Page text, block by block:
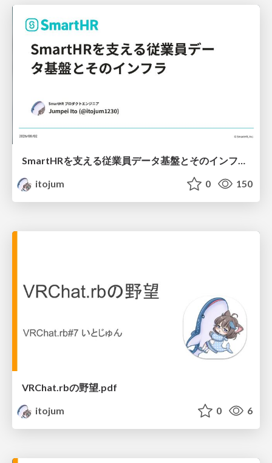
SmartHRを支える従業員データ基盤とそのインフラ_Innovative Crosstalk Jamboree Geeks '26
itojum
0 150
VRChat.rbの野望.pdf
itojum
0 6